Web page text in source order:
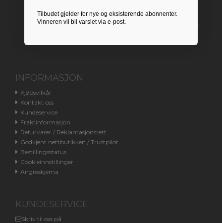
Returadresse finnes under "Returvarer / Reklamasjonsrett"
Vi har for øyeblikket på grunn av manglende henvendelser
INFORMASJON
Kjøpsvilkår
Kontakt oss
Kundeservice
Fraktinformasjon
Returvarer / Reklamasjonsrett
Godkjent nettbutikken / Trustpilot
Bestillingsstatus
Cookieinnstillinger
Angreskjema
KUNDESERVICE
Skriv til oss på
Tilbudet gjelder for nye og eksisterende abonnenter.
Vinneren vil bli varslet via e-post.